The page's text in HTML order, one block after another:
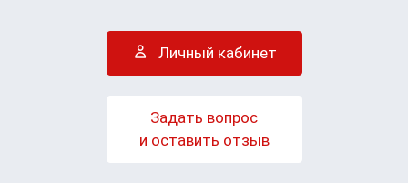
Личный кабинет
Задать вопрос
и оставить отзыв